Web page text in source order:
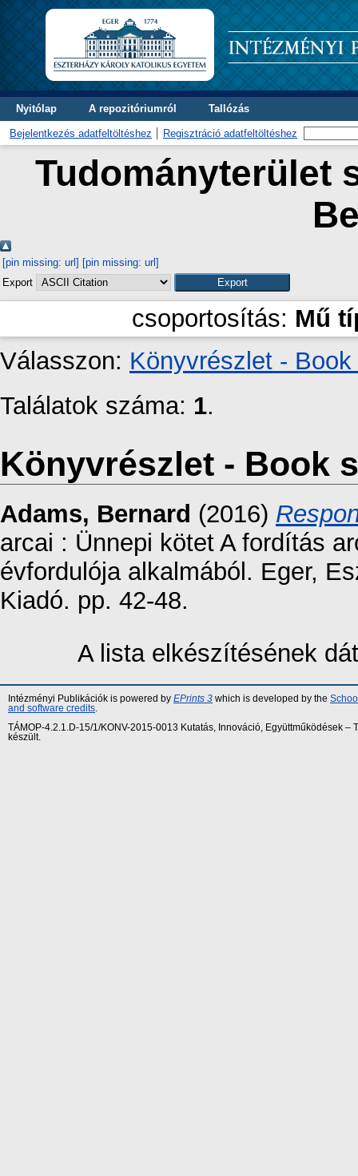
Nyitólap A repozitóriumról Tallózás
Bejelentkezés adatfeltöltéshez Regisztráció adatfeltöltéshez
Tudományterület
[pin missing: url] [pin missing: url]
Export
csoportosítás: Mű
Válasszon: Könyvrészlet -
Találatok száma: 1.
Könyvrészlet - Book
Adams, Bernard (2016)
arcai : Ünnepi kötet A fordítás
évfordulója alkalmából. Eger,
Kiadó. pp. 42-48.
A lista elkészítésének
Intézményi Publikációk is powered by EPrints 3 which is developed by the
and software credits
TÁMOP-4.2.1.D-15/1/KONV-2015-0013 Kutatás, Innováció, Együttműködések
készült.